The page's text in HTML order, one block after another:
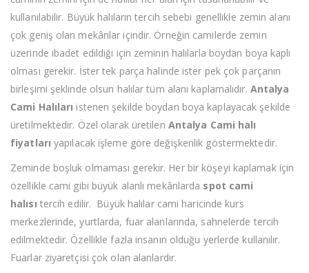
kullanılabilir. Büyük halıların tercih sebebi genellikle zemin alanı
çok geniş olan mekânlar içindir. Örneğin camilerde zemin
üzerinde ibadet edildiği için zeminin halılarla boydan boya kaplı
olması gerekir. İster tek parça halinde ister pek çok parçanın
birleşimi şeklinde olsun halılar tüm alanı kaplamalıdır. Antalya
Cami Halıları istenen şekilde boydan boya kaplayacak şekilde
üretilmektedir. Özel olarak üretilen Antalya Cami halı
fiyatları yapılacak işleme göre değişkenlik göstermektedir.
Zeminde boşluk olmaması gerekir. Her bir köşeyi kaplamak için
özellikle cami gibi büyük alanlı mekânlarda spot cami
halısı tercih edilir. Büyük halılar cami haricinde kurs
merkezlerinde, yurtlarda, fuar alanlarında, sahnelerde tercih
edilmektedir. Özellikle fazla insanın olduğu yerlerde kullanılır.
Fuarlar ziyaretçisi çok olan alanlardır.